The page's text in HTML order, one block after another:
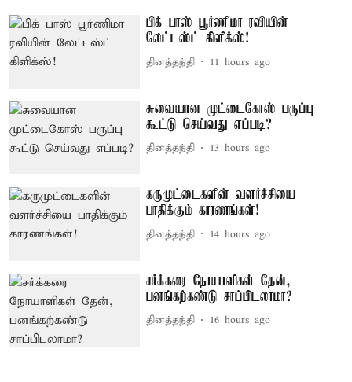
பிக் பாஸ் பூர்ணிமா ரவியின்
லேட்டஸ்ட் கிளிக்ஸ்!
தினத்தந்தி 11 hours ago
சுவையான முட்டைகோஸ் பருப்பு
கூட்டு செய்வது எப்படி?
தினத்தந்தி 13 hours ago
கருமுட்டைகளின் வளர்ச்சியை
பாதிக்கும் காரணங்கள்!
தினத்தந்தி 14 hours ago
சர்க்கரை நோயாளிகள் தேன்,
பனங்கற்கண்டு சாப்பிடலாமா?
தினத்தந்தி 16 hours ago